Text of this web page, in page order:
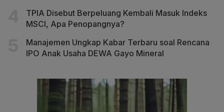
TPIA Disebut Berpeluang Kembali Masuk Indeks
MSCI, Apa Penopangnya?
Manajemen Ungkap Kabar Terbaru soal Rencana
IPO Anak Usaha DEWA Gayo Mineral